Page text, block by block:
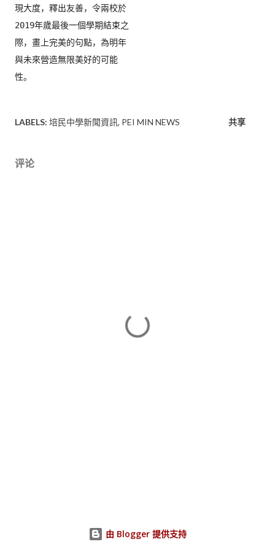
現大度，釋出友善， 令兩校於
2019年歲最後一個學期結束之
際，畫上完美的句點， 為明年
與未來營造無限美好的可能
性。
LABELS: 培民中學新聞資訊 PEI MIN NEWS 共享
评论
由 Blogger 提供支持